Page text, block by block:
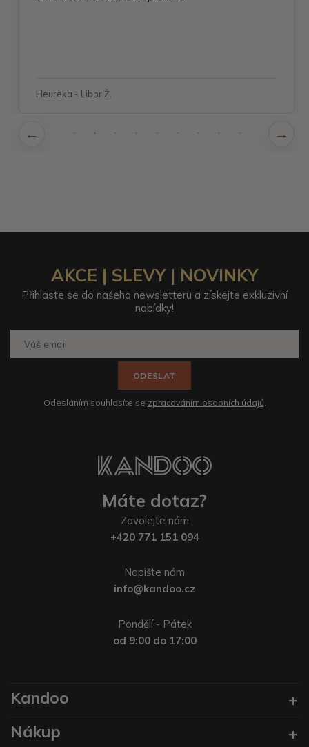
Heureka - Libor Ž.
AKCE | SLEVY | NOVINKY
Přihlaste se do našeho newsletteru a získejte exkluzivní
nabídky!
ODESLAT
Odesláním souhlasíte se zpracováním osobních údajů.
Máte dotaz?
Zavolejte nám
+420 771 151 094
Napište nám
info@kandoo.cz
Pondělí - Pátek
od 9:00 do 17:00
Kandoo
Nákup